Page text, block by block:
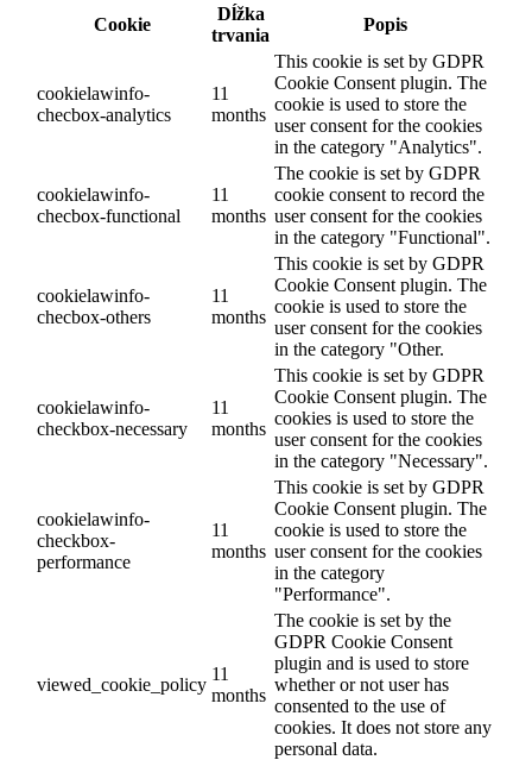
Cookie
Dĺžka
trvania
Popis
cookielawinfo-
checbox-analytics
11
months
This cookie is set by GDPR
Cookie Consent plugin. The
cookie is used to store the
user consent for the cookies
in the category "Analytics".
cookielawinfo-
checbox-functional
11
months
The cookie is set by GDPR
cookie consent to record the
user consent for the cookies
in the category "Functional".
cookielawinfo-
checbox-others
11
months
This cookie is set by GDPR
Cookie Consent plugin. The
cookie is used to store the
user consent for the cookies
in the category "Other.
cookielawinfo-
checkbox-necessary
11
months
This cookie is set by GDPR
Cookie Consent plugin. The
cookies is used to store the
user consent for the cookies
in the category "Necessary".
cookielawinfo-
checkbox-
performance
11
months
This cookie is set by GDPR
Cookie Consent plugin. The
cookie is used to store the
user consent for the cookies
in the category
"Performance".
viewed_cookie_policy
11
months
The cookie is set by the
GDPR Cookie Consent
plugin and is used to store
whether or not user has
consented to the use of
cookies. It does not store any
personal data.